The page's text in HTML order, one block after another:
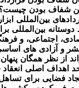
شفاف بودن چیست؟
بین‌المللی
دوستانه بین‌المللی
اجتماعی، و
و آزادی های
از نظر همگان
اهداف اصلی انعقاد
فضایی برای